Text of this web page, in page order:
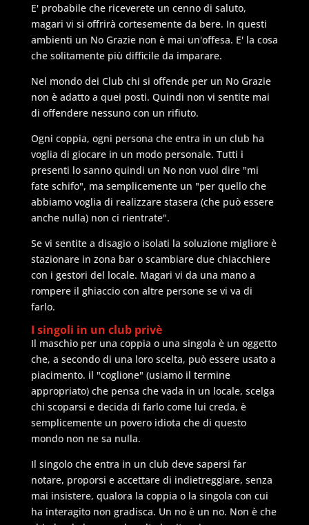
E' probabile che riceverete un cenno di saluto,
magari vi si offrirà cortesemente da bere. In questi
ambienti un No Grazie non è mai un'offesa. E' la cosa
che solitamente più difficile da imparare.
Nel mondo dei Club chi si offende per un No Grazie
non è adatto a quei posti. Quindi non vi sentite mai
di offendere nessuno con un rifiuto.
Ogni coppia, ogni persona che entra in un club ha
voglia di giocare in un modo personale. Tutti i
presenti lo sanno quindi un No non vuol dire "mi
fate schifo", ma semplicemente un "per quello che
abbiamo voglia di realizzare stasera (che può essere
anche nulla) non ci rientrate".
Se vi sentite a disagio o isolati la soluzione migliore è
stazionare in zona bar o scambiare due chiacchiere
con i gestori del locale. Magari vi da una mano a
rompere il ghiaccio con altre persone se vi va di
farlo.
I singoli in un club privè
Il maschio per una coppia o una singola è un oggetto
che, a secondo di una loro scelta, può essere usato a
piacimento. il "coglione" (usiamo il termine
appropriato) che pensa che vada in un locale, scelga
chi scoparsi e decida di farlo come lui creda, è
semplicemente un povero idiota che di questo
mondo non ne sa nulla.
Il singolo che entra in un club deve sapersi far
notare, proporsi e accettare di indietreggiare, senza
mai insistere, qualora la coppia o la singola con cui
ha interagito non gradisca. Un no è un no. Non è che